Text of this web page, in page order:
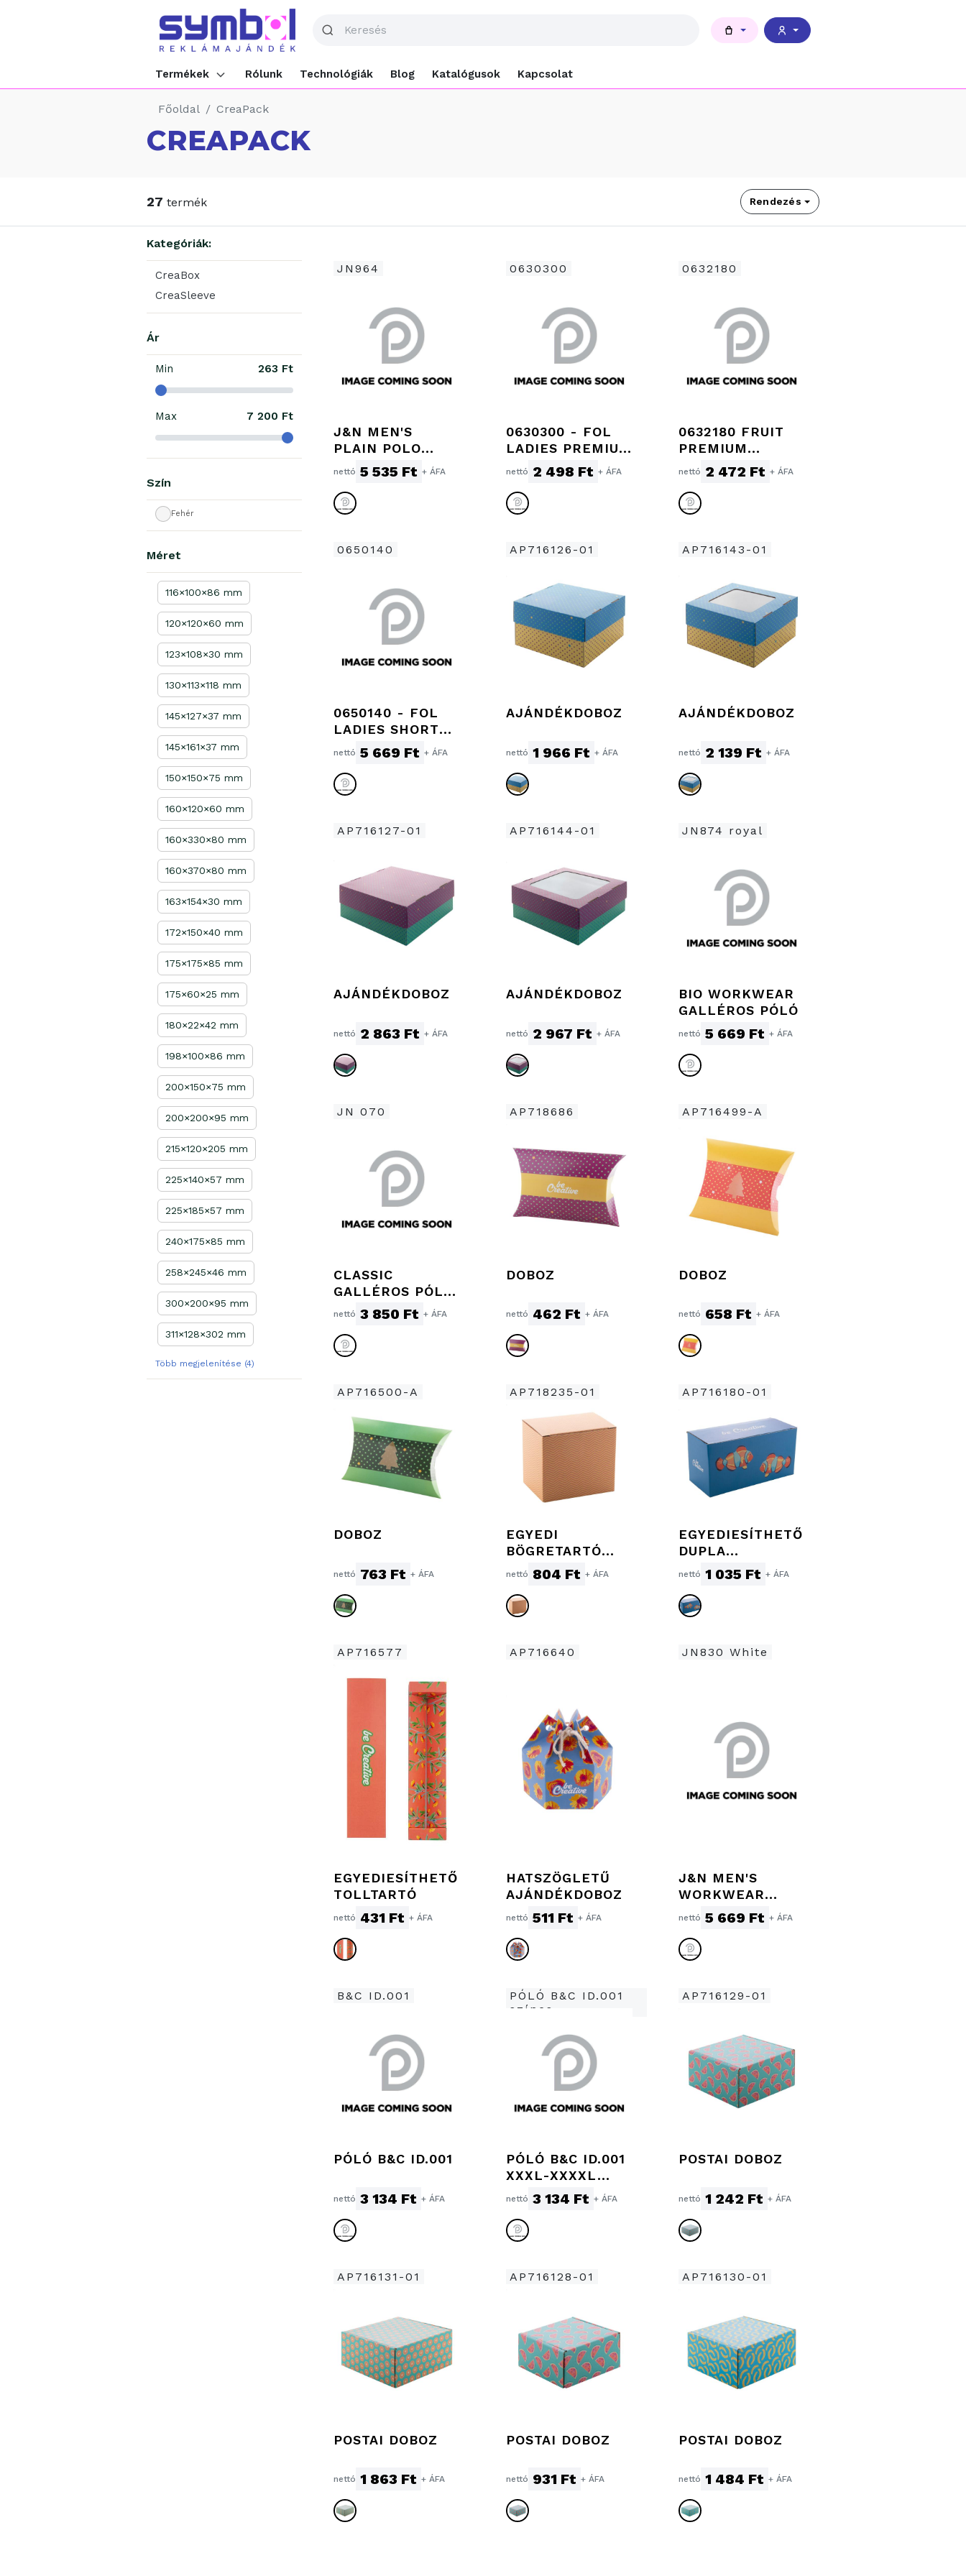
Termékek Rólunk Technológiák Blog Katalógusok Kapcsolat
Főoldal CreaPack
CREAPACK
27 termék Rendezés
Kategóriák:
CreaBox
CreaSleeve
Ár
Min 263 Ft
Max 7 200 Ft
Szín
Fehér
Méret
116×100×86 mm
120×120×60 mm
123×108×30 mm
130×113×118 mm
145×127×37 mm
145×161×37 mm
150×150×75 mm
160×120×60 mm
160×330×80 mm
160×370×80 mm
163×154×30 mm
172×150×40 mm
175×175×85 mm
175×60×25 mm
180×22×42 mm
198×100×86 mm
200×150×75 mm
200×200×95 mm
215×120×205 mm
225×140×57 mm
225×185×57 mm
240×175×85 mm
258×245×46 mm
300×200×95 mm
311×128×302 mm
Több megjelenítése (4)
JN964
J&N MEN'S
PLAIN POLO
GALLÉROS PÓLÓ
nettó 5 535 Ft + ÁFA
0630300
0630300 - FOL
LADIES PREMIUM
POLO
nettó 2 498 Ft + ÁFA
0632180
0632180 FRUIT
PREMIUM
GALLÉROS PÓLÓ
nettó 2 472 Ft + ÁFA
0650140
0650140 - FOL
LADIES SHORT
SLEEVE POPLIN
SHIRT WHITE
nettó 5 669 Ft + ÁFA
AP716126-01
AJÁNDÉKDOBOZ
nettó 1 966 Ft + ÁFA
AP716143-01
AJÁNDÉKDOBOZ
nettó 2 139 Ft + ÁFA
AP716127-01
AJÁNDÉKDOBOZ
nettó 2 863 Ft + ÁFA
AP716144-01
AJÁNDÉKDOBOZ
nettó 2 967 Ft + ÁFA
JN874 royal
BIO WORKWEAR
GALLÉROS PÓLÓ
nettó 5 669 Ft + ÁFA
JN 070
CLASSIC
GALLÉROS PÓLÓ
JN070
nettó 3 850 Ft + ÁFA
AP718686
DOBOZ
nettó 462 Ft + ÁFA
AP716499-A
DOBOZ
nettó 658 Ft + ÁFA
AP716500-A
DOBOZ
nettó 763 Ft + ÁFA
AP718235-01
EGYEDI
BÖGRETARTÓ
DOBOZ
nettó 804 Ft + ÁFA
AP716180-01
EGYEDIESÍTHETŐ
DUPLA
BÖGREDOBOZ
nettó 1 035 Ft + ÁFA
AP716577
EGYEDIESÍTHETŐ
TOLLTARTÓ
nettó 431 Ft + ÁFA
AP716640
HATSZÖGLETŰ
AJÁNDÉKDOBOZ
nettó 511 Ft + ÁFA
JN830 White
J&N MEN'S
WORKWEAR
GALLÉROS PÓLÓ
nettó 5 669 Ft + ÁFA
B&C ID.001
PÓLÓ B&C ID.001
nettó 3 134 Ft + ÁFA
PÓLÓ B&C ID.001
színes
PÓLÓ B&C ID.001
XXXL-XXXXL
SZÍNES
nettó 3 134 Ft + ÁFA
AP716129-01
POSTAI DOBOZ
nettó 1 242 Ft + ÁFA
AP716131-01
POSTAI DOBOZ
nettó 1 863 Ft + ÁFA
AP716128-01
POSTAI DOBOZ
nettó 931 Ft + ÁFA
AP716130-01
POSTAI DOBOZ
nettó 1 484 Ft + ÁFA